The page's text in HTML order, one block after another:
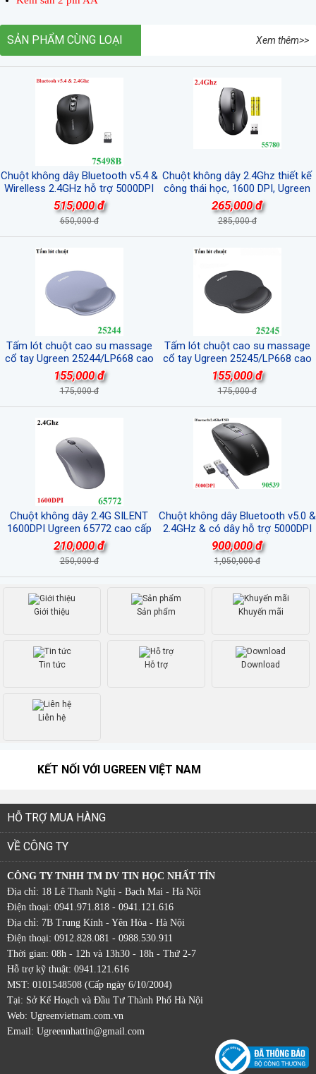
Xem thêm>>
SẢN PHẨM CÙNG LOẠI
Chuột không dây Bluetooth v5.4 &
Wirelless 2.4GHz hỗ trợ 5000DPI
Ugreen 75498B/M752 cao cấp
515,000 đ
650,000 đ
Chuột không dây 2.4Ghz thiết kế
công thái học, 1600 DPI, Ugreen
55780 cao cấp
265,000 đ
285,000 đ
Tấm lót chuột cao su massage
cổ tay Ugreen 25244/LP668 cao
cấp (Màu Xám)
155,000 đ
175,000 đ
Tấm lót chuột cao su massage
cổ tay Ugreen 25245/LP668 cao
cấp (Màu Đen)
155,000 đ
175,000 đ
Chuột không dây 2.4G SILENT
1600DPI Ugreen 65772 cao cấp
210,000 đ
250,000 đ
Chuột không dây Bluetooth v5.0 &
2.4GHz & có dây hỗ trợ 5000DPI
Ugreen 90539/MU103 cao cấp
(Pin sạc)
900,000 đ
1,050,000 đ
Giới thiệu Sản phẩm Khuyến mãi
Tin tức Hỗ trợ Download
Liên hệ
KẾT NỐI VỚI UGREEN VIỆT NAM
HỖ TRỢ MUA HÀNG
VỀ CÔNG TY
CÔNG TY TNHH TM DV TIN HỌC NHẤT TÍN
Địa chỉ: 18 Lê Thanh Nghị - Bạch Mai - Hà Nội
Điện thoại: 0941.971.818 - 0941.121.616
Địa chỉ: 7B Trung Kính - Yên Hòa - Hà Nội
Điện thoại: 0912.828.081 - 0988.530.911
Thời gian: 08h - 12h và 13h30 - 18h - Thứ 2-7
Hỗ trợ kỹ thuật: 0941.121.616
MST: 0101548508 (Cấp ngày 6/10/2004)
Tại: Sở Kế Hoạch và Đầu Tư Thành Phố Hà Nội
Web: Ugreenvietnam.com.vn
Email: Ugreennhattin@gmail.com